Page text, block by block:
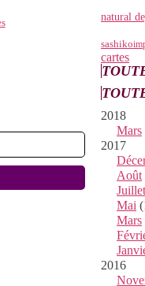
natural
sashiko
cartes
2018
Mars
2017
Août
Juillet
Mai
Mars
2016